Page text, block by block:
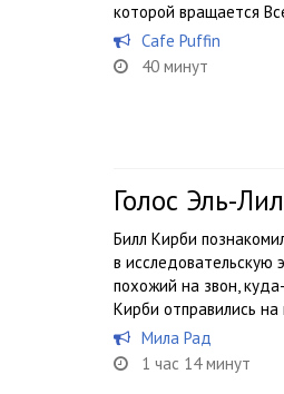
которой вращается
Cafe Puffin
40 минут
Голос Эль-
Билл Кирби
в исследовательскую
похожий на звон,
Кирби отправились
Мила Рад
1 час 14 минут